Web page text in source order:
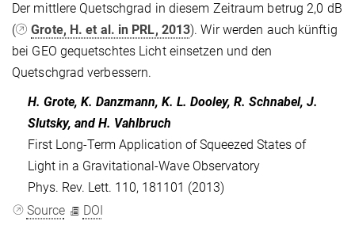
Der mittlere Quetschgrad in diesem Zeitraum betrug 2,0 dB
(
Grote, H. et al. in PRL, 2013). Wir werden auch künftig
bei GEO gequetschtes Licht einsetzen und den
Quetschgrad verbessern.
H. Grote, K. Danzmann, K. L. Dooley, R. Schnabel, J.
Slutsky, and H. Vahlbruch
First Long-Term Application of Squeezed States of
Light in a Gravitational-Wave Observatory
Phys. Rev. Lett. 110, 181101 (2013)
Source
DOI